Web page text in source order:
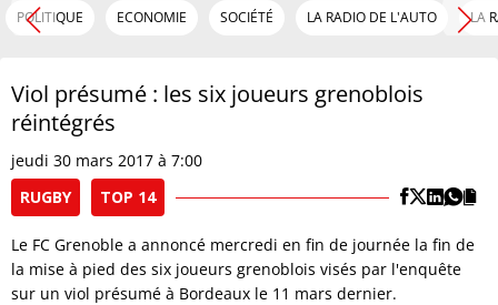
POLITIQUE ECONOMIE SOCIÉTÉ LA RADIO DE L'AUTO LA
Viol présumé : les six joueurs grenoblois
réintégrés
jeudi 30 mars 2017 à 7:00
RUGBY
TOP 14
Le FC Grenoble a annoncé mercredi en fin de journée la fin de
la mise à pied des six joueurs grenoblois visés par l'enquête
sur un viol présumé à Bordeaux le 11 mars dernier.